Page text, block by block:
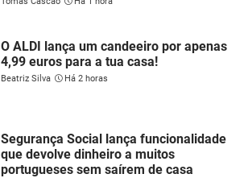
O ALDI lança um candeeiro por apenas
4,99 euros para a tua casa!
Beatriz Silva Há 2 horas
Segurança Social lança funcionalidade
que devolve dinheiro a muitos
portugueses sem saírem de casa